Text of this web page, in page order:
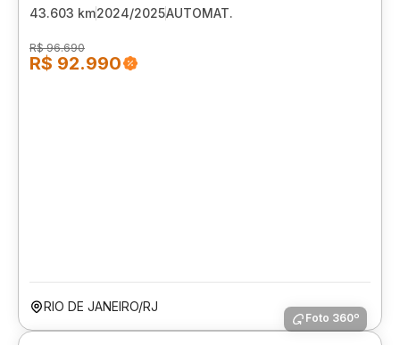
43.603 km2024/2025AUTOMAT.
R$ 96.690
R$ 92.990
RIO DE JANEIRO/RJ
Foto 360º